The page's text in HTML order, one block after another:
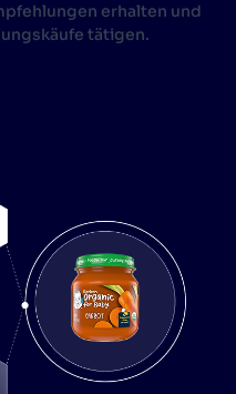
erhalten und
tätigen.